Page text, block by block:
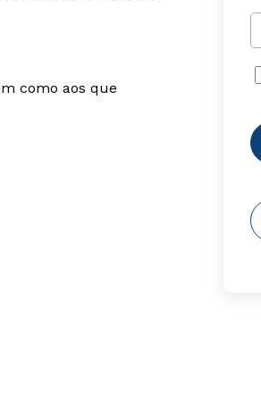
como aos que